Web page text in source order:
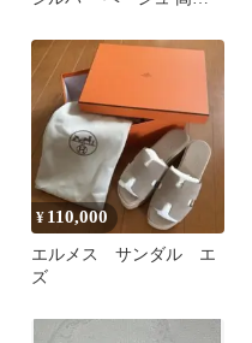
¥ 110,000
エルメス サンダル エ
ズ